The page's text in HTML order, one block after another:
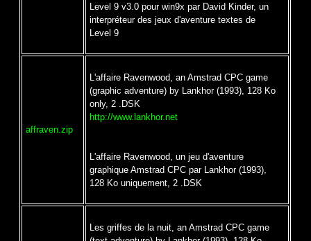
Level 9 v3.0 pour win9x par David Kinder, un
interpréteur des jeux d'aventure textes de
Level 9
affraven.zip
L'affaire Ravenwood, an Amstrad CPC game
(graphic adventure) by Lankhor (1993), 128 Ko
only, 2 .DSK
http://www.lankhor.net
L'affaire Ravenwood, un jeu d'aventure
graphique Amstrad CPC par Lankhor (1993),
128 Ko uniquement, 2 .DSK
Les griffes de la nuit, an Amstrad CPC game